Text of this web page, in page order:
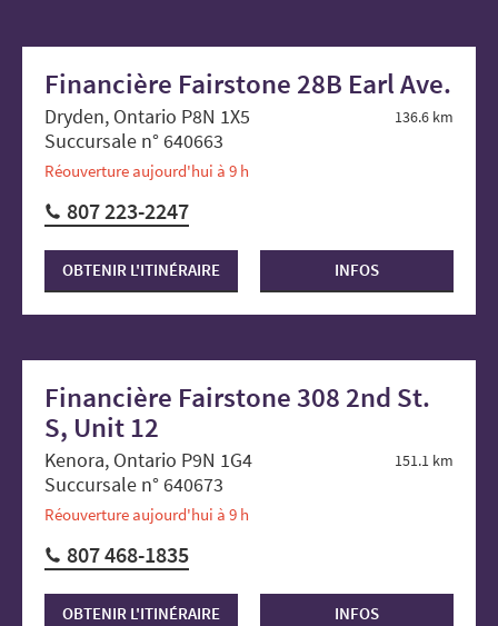
Financière Fairstone 28B Earl Ave.
136.6 km
Dryden, Ontario P8N 1X5
Succursale n° 640663
Réouverture aujourd'hui à 9 h
807 223-2247
OBTENIR L'ITINÉRAIRE INFOS
Financière Fairstone 308 2nd St.
S, Unit 12
151.1 km
Kenora, Ontario P9N 1G4
Succursale n° 640673
Réouverture aujourd'hui à 9 h
807 468-1835
OBTENIR L'ITINÉRAIRE INFOS